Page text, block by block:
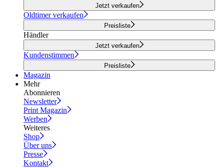
Jetzt verkaufen
Oldtimer verkaufen
Preisliste
Händler
Jetzt verkaufen
Kundenstimmen
Preisliste
Magazin
Mehr
Abonnieren
Newsletter
Print Magazin
Werben
Weiteres
Shop
Über uns
Presse
Kontakt